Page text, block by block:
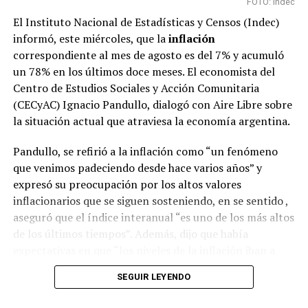
“Venimos diciendo que la circulación de las variantes ha
sido muy dinámica y desde el principio la vacuna en el
mundo disponible es la vacuna con la cepa ancestral y se
ha demostrado en Argentina y en el mundo el efecto
las muertes”, agregó.
El Instituto Nacional de Estadísticas y Censos (Indec)
informó, este miércoles, que lainflación
correspondiente al mes de agosto es del 7% y acumuló
un 78% en los últimos doce meses. El economista del
Centro de Estudios Sociales y Acción Comunitaria
(CECyAC) Ignacio Pandullo, dialogó con Aire Libre sobre
la situación actual que atraviesa la economía argentina.
Pandullo, se refirió a la inflación como “un fenómeno
que venimos padeciendo desde hace varios años” y
expresó su preocupación por los altos valores
inflacionarios que se siguen sosteniendo, en se sentido ,
aseguró que el índice interanual “es uno de los más altos
de los últimos tiempos”. Además, dijo que había
comenzar a decrecer como consecuencia de las medidas
que se han tomado”.
SEGUIR LEYENDO